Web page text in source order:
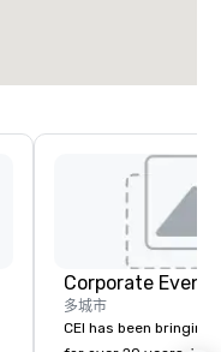
Corporate
多城市
CEI has been bringing